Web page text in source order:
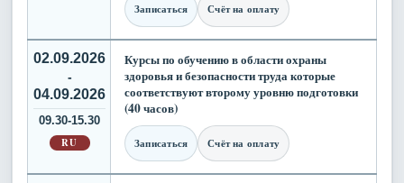
Записаться Счёт на оплату
02.09.2026
-
04.09.2026
09.30-15.30
RU
Курсы по обучению в области охраны
здоровья и безопасности труда которые
соответствуют второму уровню подготовки
(40 часов)
Записаться Счёт на оплату